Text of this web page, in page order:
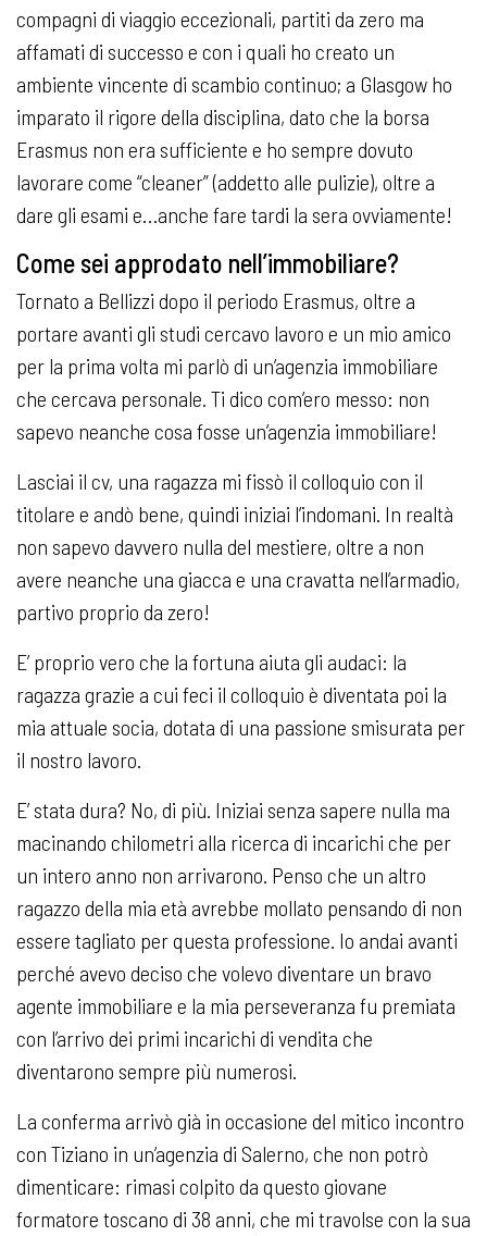
compagni di viaggio eccezionali, partiti da zero ma
affamati di successo e con i quali ho creato un
ambiente vincente di scambio continuo; a Glasgow ho
imparato il rigore della disciplina, dato che la borsa
Erasmus non era sufficiente e ho sempre dovuto
lavorare come “cleaner” (addetto alle pulizie), oltre a
dare gli esami e…anche fare tardi la sera ovviamente!
Come sei approdato nell’immobiliare?
Tornato a Bellizzi dopo il periodo Erasmus, oltre a
portare avanti gli studi cercavo lavoro e un mio amico
per la prima volta mi parlò di un’agenzia immobiliare
che cercava personale. Ti dico com’ero messo: non
sapevo neanche cosa fosse un’agenzia immobiliare!
Lasciai il cv, una ragazza mi fissò il colloquio con il
titolare e andò bene, quindi iniziai l’indomani. In realtà
non sapevo davvero nulla del mestiere, oltre a non
avere neanche una giacca e una cravatta nell’armadio,
partivo proprio da zero!
E’ proprio vero che la fortuna aiuta gli audaci: la
ragazza grazie a cui feci il colloquio è diventata poi la
mia attuale socia, dotata di una passione smisurata per
il nostro lavoro.
E’ stata dura? No, di più. Iniziai senza sapere nulla ma
macinando chilometri alla ricerca di incarichi che per
un intero anno non arrivarono. Penso che un altro
ragazzo della mia età avrebbe mollato pensando di non
essere tagliato per questa professione. Io andai avanti
perché avevo deciso che volevo diventare un bravo
agente immobiliare e la mia perseveranza fu premiata
con l’arrivo dei primi incarichi di vendita che
diventarono sempre più numerosi.
La conferma arrivò già in occasione del mitico incontro
con Tiziano in un’agenzia di Salerno, che non potrò
dimenticare: rimasi colpito da questo giovane
formatore toscano di 38 anni, che mi travolse con la sua